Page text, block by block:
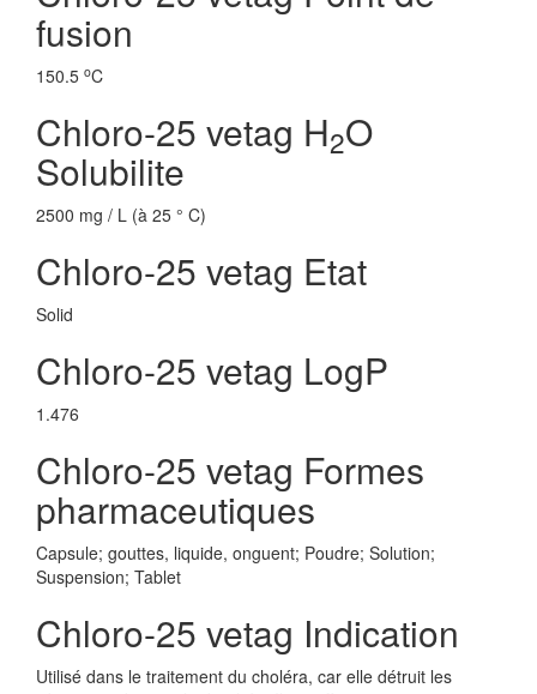
fusion
150.5 oC
Chloro-25 vetag H2O
Solubilite
2500 mg / L (à 25 ° C)
Chloro-25 vetag Etat
Solid
Chloro-25 vetag LogP
1.476
Chloro-25 vetag Formes
pharmaceutiques
Capsule; gouttes, liquide, onguent; Poudre; Solution;
Suspension; Tablet
Chloro-25 vetag Indication
Utilisé dans le traitement du choléra, car elle détruit les